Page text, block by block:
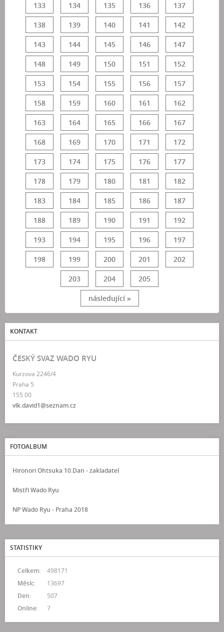
133 134 135 136 137
138 139 140 141 142
143 144 145 146 147
148 149 150 151 152
153 154 155 156 157
158 159 160 161 162
163 164 165 166 167
168 169 170 171 172
173 174 175 176 177
178 179 180 181 182
183 184 185 186 187
188 189 190 191 192
193 194 195 196 197
198 199 200 201 202
203 204 205
následující »
KONTAKT
ČESKÝ SVAZ WADO RYU
Kurzova 2246/4
Praha 5
155 00
vlk.david1@seznam.cz
FOTOALBUM
Hironori Ohtsuka 10.Dan - zakladatel
Mistři Wado Ryu
NP Wado Ryu - Praha 2018
STATISTIKY
Online: 7
Celkem:
498171
Měsíc:
13697
Den:
507